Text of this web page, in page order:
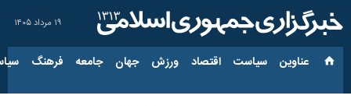
۱۹ مرداد ۱۴۰۵
عناوین‌ سیاست اقتصاد ورزش جهان جامعه فرهنگ